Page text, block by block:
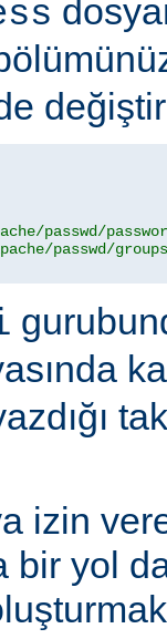
passwd/
passwd/
izin
bir yol